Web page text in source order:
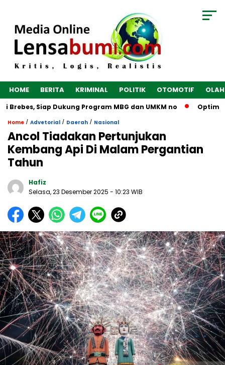
HOME BERITA KRIMINAL POLITIK OTOMOTIF
Siap Dukung Program MBG dan UMKM no
Home / Advetorial / Daerah / Nasional
Ancol Tiadakan Pertunjukan
Kembang Api Di Malam Pergantian
Tahun
Hafiz
Selasa, 23 Desember 2025 - 10:23 WIB